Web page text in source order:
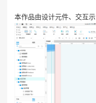
本作品由设计元件、交互示